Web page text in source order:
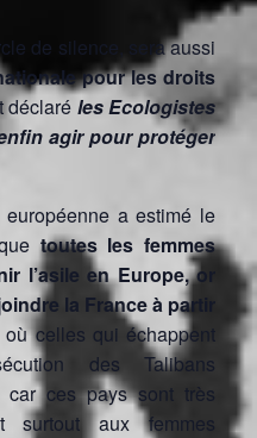
de silence, sera aussi
pour les droits
déclaré les Ecologistes
agir pour protéger
a estimé le
toutes les femmes
l’asile en Europe, or
la France à partir
celles qui échappent
des Talibans
car ces pays sont très
surtout aux femmes